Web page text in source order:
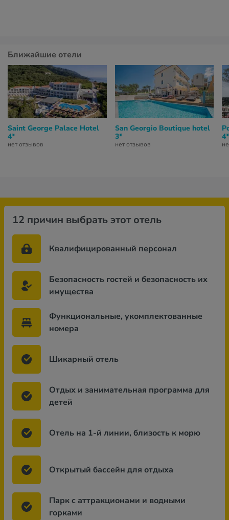
Ближайшие отели
Saint George Palace Hotel
4*
нет отзывов
San Georgio Boutique hotel
3*
нет отзывов
4*
12 причин выбрать этот отель
Квалифицированный персонал
Безопасность гостей и безопасность их
имущества
Функциональные, укомплектованные
номера
Шикарный отель
Отдых и занимательная программа для
детей
Отель на 1-й линии, близость к морю
Открытый бассейн для отдыха
Парк с аттракционами и водными
горками